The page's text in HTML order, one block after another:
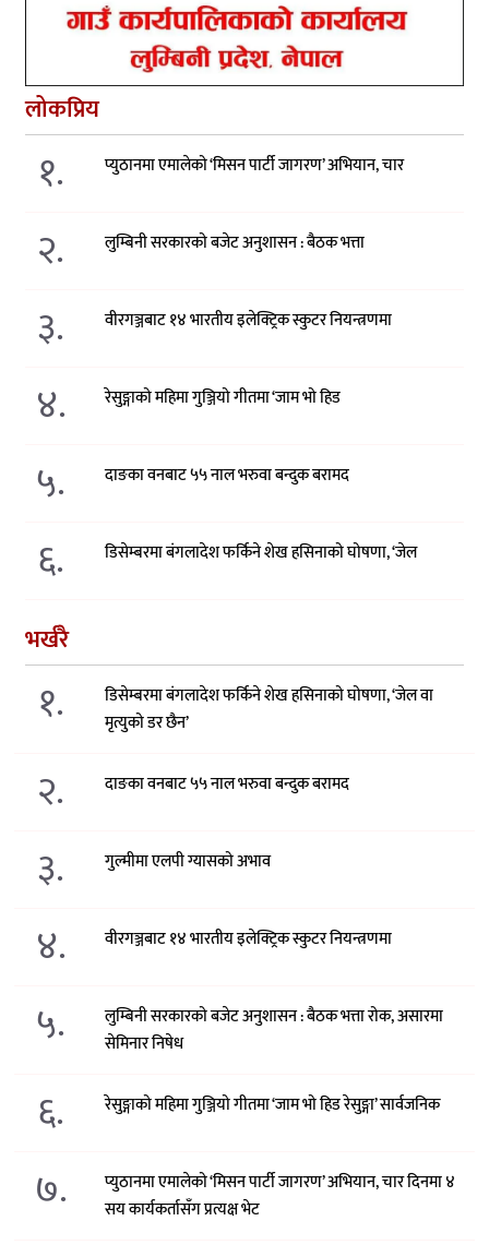
लोकप्रिय
१. प्युठानमा एमालेको ‘मिसन पार्टी जागरण’ अभियान, चार
२. लुम्बिनी सरकारको बजेट अनुशासन : बैठक भत्ता
३. वीरगञ्जबाट १४ भारतीय इलेक्ट्रिक स्कुटर नियन्त्रणमा
४. रेसुङ्गाको महिमा गुञ्जियो गीतमा ‘जाम भो हिड
५. दाङका वनबाट ५५ नाल भरुवा बन्दुक बरामद
६. डिसेम्बरमा बंगलादेश फर्किने शेख हसिनाको घोषणा, ‘जेल
भर्खरै
१.
डिसेम्बरमा बंगलादेश फर्किने शेख हसिनाको घोषणा, ‘जेल वा
मृत्युको डर छैन’
२. दाङका वनबाट ५५ नाल भरुवा बन्दुक बरामद
३. गुल्मीमा एलपी ग्यासको अभाव
४. वीरगञ्जबाट १४ भारतीय इलेक्ट्रिक स्कुटर नियन्त्रणमा
५.
लुम्बिनी सरकारको बजेट अनुशासन : बैठक भत्ता रोक, असारमा
सेमिनार निषेध
६. रेसुङ्गाको महिमा गुञ्जियो गीतमा ‘जाम भो हिड रेसुङ्गा’ सार्वजनिक
७.
प्युठानमा एमालेको ‘मिसन पार्टी जागरण’ अभियान, चार दिनमा ४
सय कार्यकर्तासँग प्रत्यक्ष भेट